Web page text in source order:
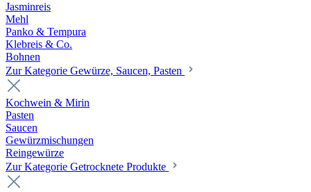
Jasminreis
Mehl
Panko & Tempura
Klebreis & Co.
Bohnen
Zur Kategorie Gewürze, Saucen, Pasten
Kochwein & Mirin
Pasten
Saucen
Gewürzmischungen
Reingewürze
Zur Kategorie Getrocknete Produkte